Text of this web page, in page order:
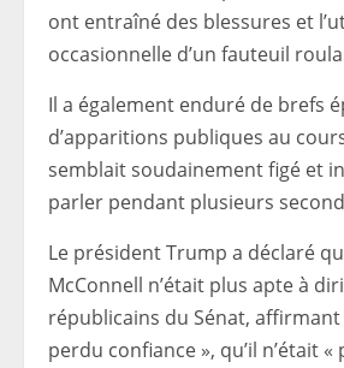
ont entraîné des blessures et
occasionnelle d’un fauteuil
Il a également enduré de brefs
d’apparitions publiques au
semblait soudainement figé et
parler pendant plusieurs
Le président Trump a déclaré
McConnell n’était plus apte à
républicains du Sénat, affirmant
perdu confiance », qu’il n’était «